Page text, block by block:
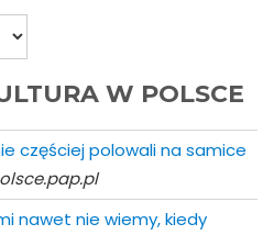
W POLSCE
częściej polowali na samice
nawet nie wiemy, kiedy